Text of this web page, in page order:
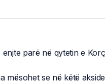
parë në qytetin e
mësohet se në këtë